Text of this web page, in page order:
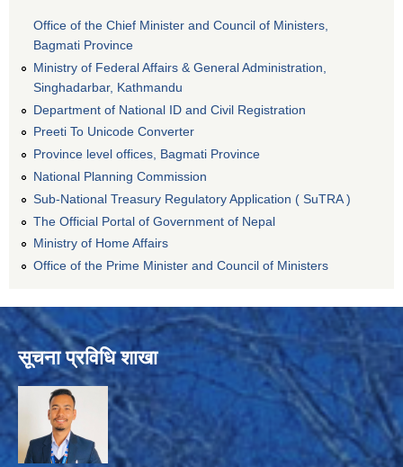
Office of the Chief Minister and Council of Ministers,
Bagmati Province
Ministry of Federal Affairs & General Administration,
Singhadarbar, Kathmandu
Department of National ID and Civil Registration
Preeti To Unicode Converter
Province level offices, Bagmati Province
National Planning Commission
Sub-National Treasury Regulatory Application ( SuTRA )
The Official Portal of Government of Nepal
Ministry of Home Affairs
Office of the Prime Minister and Council of Ministers
सूचना प्रविधि शाखा